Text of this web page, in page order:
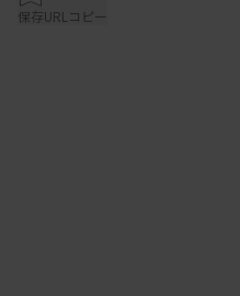
保存URLコピー